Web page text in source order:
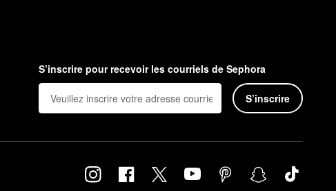
S’inscrire pour recevoir les courriels de Sephora
S’inscrire